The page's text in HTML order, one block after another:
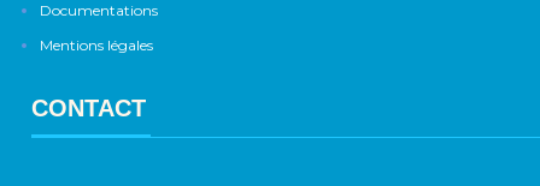
Documentations
Mentions légales
CONTACT